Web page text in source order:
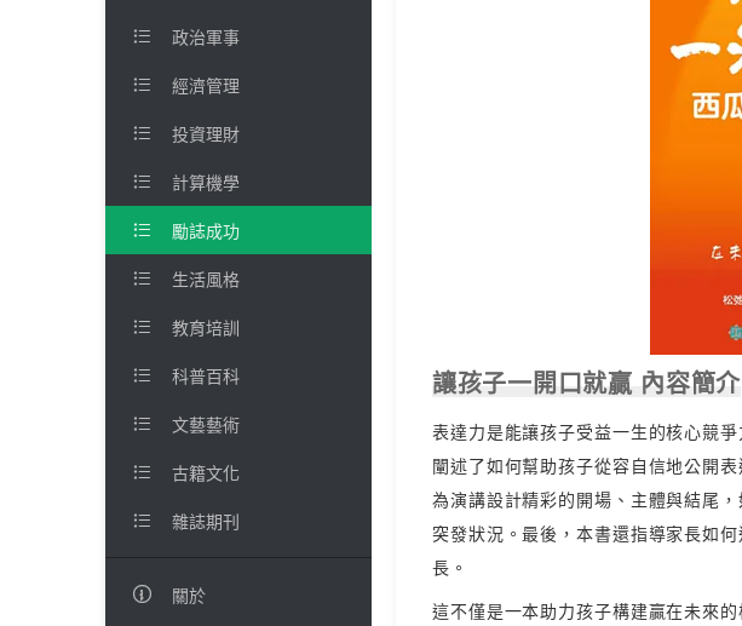
 政治軍事
 經濟管理
 投資理財
 計算機學
 勵誌成功
 生活風格
 教育培訓
 科普百科
 文藝藝術
 古籍文化
 雜誌期刊
 關於
讓孩子一開口就贏 內容簡介
表達力是能讓孩子受益一生的核心競
闡述了如何幫助孩子從容自信地公開
為演講設計精彩的開場、主體與結尾
突發狀況。最後，本書還指導家長如
長。
這不僅是一本助力孩子構建贏在未來